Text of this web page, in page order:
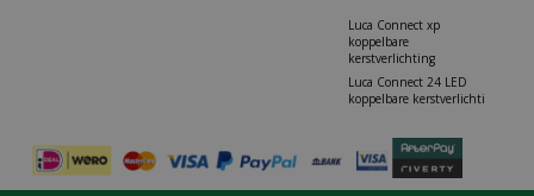
Luca Connect xp
koppelbare
kerstverlichting
Luca Connect 24 LED
koppelbare kerstverlichti